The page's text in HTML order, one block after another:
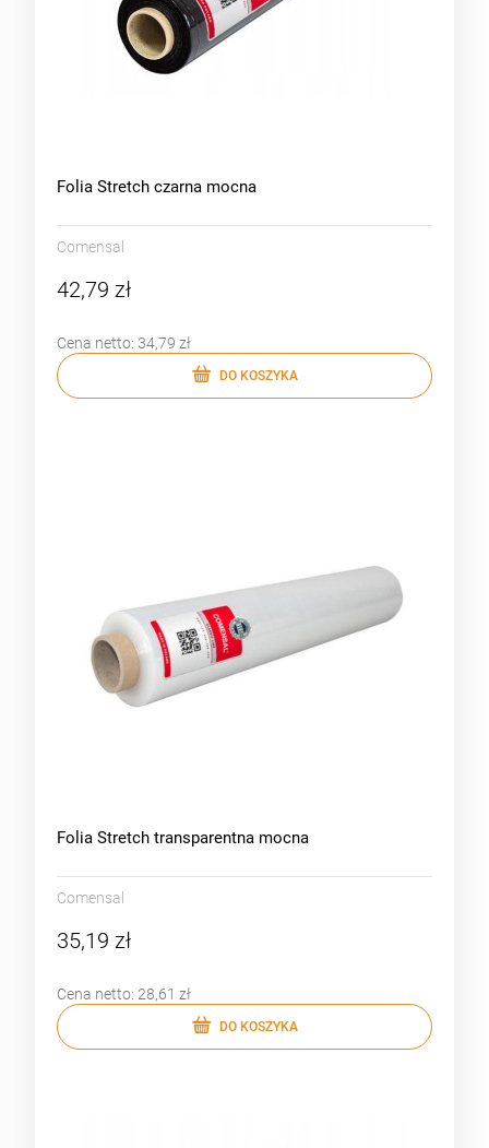
Folia Stretch czarna mocna
Comensal
42,79 zł
Cena netto: 34,79 zł
DO KOSZYKA
Folia Stretch transparentna mocna
Comensal
35,19 zł
Cena netto: 28,61 zł
DO KOSZYKA